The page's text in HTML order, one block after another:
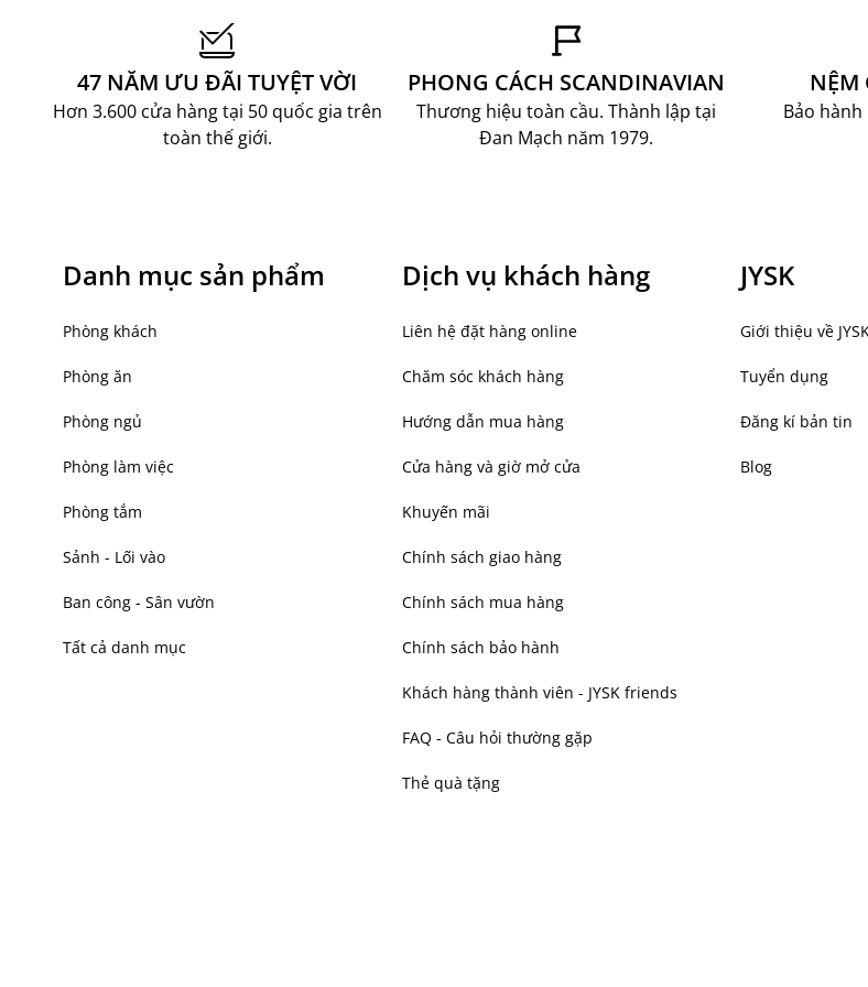
hiệu trang trí và nội thất phong cách Bắc Âu đến từ Đan Mạch. JYSK cung cấp nhiều sản phẩm
gia dụng, đồ trang trí, chăn ga gối đệm chất lượng cho bạn thoải mái lựa chọn cho tổ ấm của
Cùng với hệ thống showroom bán lẻ, kênh bán hàng online đa dạng cùng dịch vụ giao, lắp ráp
tiện lợi, JYSK mong muốn mang đến trải nghiệm mua sắm thân thiện cho Khách hàng.
47 NĂM ƯU ĐÃI TUYỆT VỜI
Hơn 3.600 cửa hàng tại 50 quốc gia trên
toàn thế giới.
PHONG CÁCH SCANDINAVIAN
Thương hiệu toàn cầu. Thành lập tại
Đan Mạch năm 1979.
NỆM
Bảo hành
Danh mục sản phẩm
Phòng khách
Phòng ăn
Phòng ngủ
Phòng làm việc
Phòng tắm
Sảnh - Lối vào
Ban công - Sân vườn
Tất cả danh mục
Dịch vụ khách hàng
Liên hệ đặt hàng online
Chăm sóc khách hàng
Hướng dẫn mua hàng
Cửa hàng và giờ mở cửa
Khuyến mãi
Chính sách giao hàng
Chính sách mua hàng
Chính sách bảo hành
Khách hàng thành viên - JYSK friends
FAQ - Câu hỏi thường gặp
Thẻ quà tặng
JYSK
Giới thiệu về
Tuyển dụng
Đăng kí bản tin
Blog